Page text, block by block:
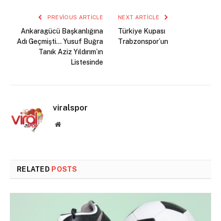
PREVIOUS ARTICLE
Ankaragücü Başkanlığına
Adı Geçmişti… Yusuf Buğra
Tanık Aziz Yıldırım’ın
Listesinde
NEXT ARTICLE
Türkiye Kupası
Trabzonspor’un
viralspor
Website
RELATED POSTS